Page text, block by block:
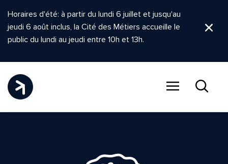
Horaires d'été: à partir du lundi 6 juillet et jusqu'au
jeudi 6 août inclus, la Cité des Métiers accueille le
public du lundi au jeudi entre 10h et 13h.